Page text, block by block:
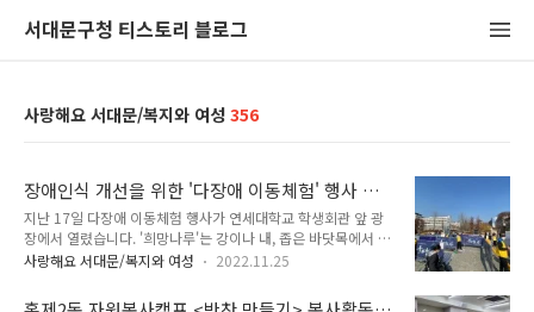
서대문구청 티스토리 블로그
사랑해요 서대문/복지와 여성 356
장애인식 개선을 위한 '다장애 이동체험' 행사 개
최
지난 17일 다장애 이동체험 행사가 연세대학교 학생회관 앞 광
장에서 열렸습니다. '희망나루'는 강이나 내, 좁은 바닷목에서 배
가 건너 다니고 육지를 연결하는 장소인 '나루'에서 시작된 말로
다. 행사장에 지체, 시각·편마비, 무장애존(ZONE)을 체험할 수
사랑해요 서대문/복지와 여성 2022.11.25